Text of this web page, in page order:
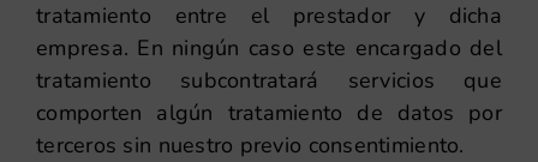
tratamiento entre el prestador y dicha
empresa. En ningún caso este encargado del
tratamiento subcontratará servicios que
comporten algún tratamiento de datos por
terceros sin nuestro previo consentimiento.